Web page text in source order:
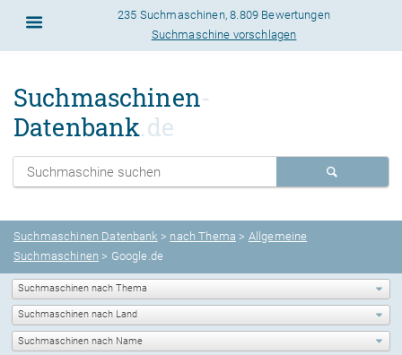
235 Suchmaschinen,8.809 Bewertungen
Suchmaschine vorschlagen
Suchmaschinen-
Datenbank.de
Suchmaschinen Datenbank > nach Thema > Allgemeine
Suchmaschinen > Google.de